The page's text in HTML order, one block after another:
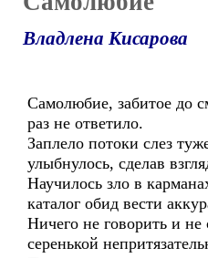
Владлена Кисарова
Самолюбие, забитое до
раз не ответило.
Заплело потоки слез
улыбнулось, сделав
Научилось зло в
каталог обид вести
Ничего не говорить и
серенькой